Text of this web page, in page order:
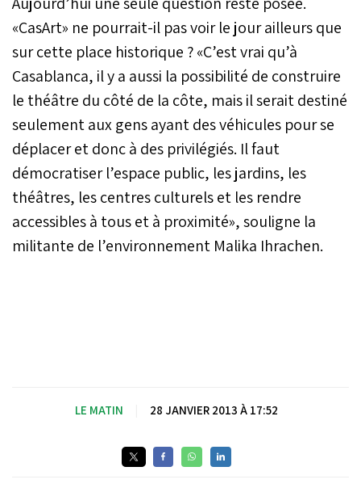
«CasArt» ne pourrait-il pas voir le jour ailleurs que
sur cette place historique ? «C’est vrai qu’à
Casablanca, il y a aussi la possibilité de construire
le théâtre du côté de la côte, mais il serait destiné
seulement aux gens ayant des véhicules pour se
déplacer et donc à des privilégiés. Il faut
démocratiser l’espace public, les jardins, les
théâtres, les centres culturels et les rendre
accessibles à tous et à proximité», souligne la
militante de l’environnement Malika Ihrachen.
LE MATIN 28 JANVIER 2013 À 17:52